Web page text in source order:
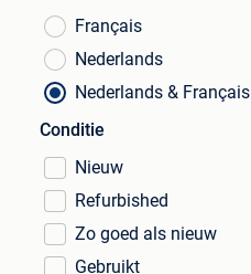
Français
Nederlands
Nederlands & Français
Conditie
Nieuw
Refurbished
Zo goed als nieuw
Gebruikt